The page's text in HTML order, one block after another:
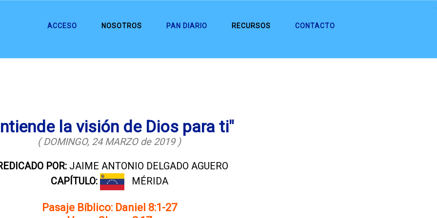
ACCESO NOSOTROS PAN DIARIO RECURSOS CONTACTO
la visión de Dios para ti"
( DOMINGO, 24 MARZO de 2019 )
POR: JAIME ANTONIO DELGADO AGUERO
CAPÍTULO:
MÉRIDA
Pasaje Bíblico: Daniel 8:1-27